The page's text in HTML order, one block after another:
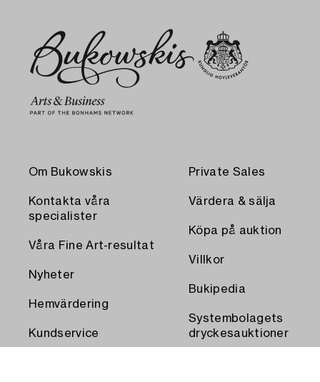
Om Bukowskis
Kontakta våra
specialister
Våra Fine Art-resultat
Nyheter
Hemvärdering
Kundservice
Private Sales
Värdera & sälja
Köpa på auktion
Villkor
Bukipedia
Systembolagets
dryckesauktioner